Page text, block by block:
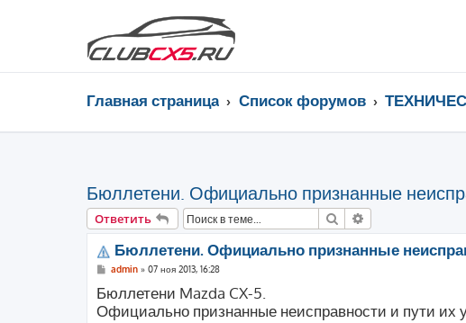
Главная страница Список форумов
Бюллетени. Официально признанные
Ответить Поиск
Бюллетени. Официально признанные
С
о
б
щ
admin» 07 ноя 2013, 16:28
Бюллетени Mazda CX-5.
Официально признанные неисправности и пути их